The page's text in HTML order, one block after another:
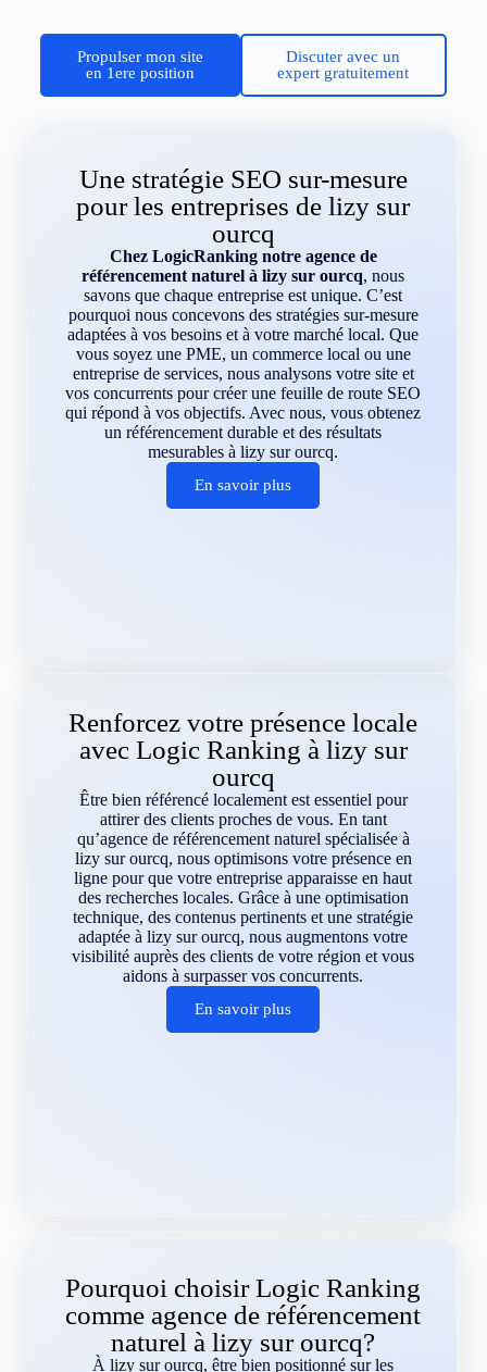
Propulser mon site
en 1ere position
Discuter avec un
expert gratuitement
Une stratégie SEO sur-mesure
pour les entreprises de lizy sur
ourcq
Chez LogicRanking notre agence de
référencement naturel à lizy sur ourcq, nous
savons que chaque entreprise est unique. C’est
pourquoi nous concevons des stratégies sur-mesure
adaptées à vos besoins et à votre marché local. Que
vous soyez une PME, un commerce local ou une
entreprise de services, nous analysons votre site et
vos concurrents pour créer une feuille de route SEO
qui répond à vos objectifs. Avec nous, vous obtenez
un référencement durable et des résultats
mesurables à lizy sur ourcq.
En savoir plus
Renforcez votre présence locale
avec Logic Ranking à lizy sur
ourcq
Être bien référencé localement est essentiel pour
attirer des clients proches de vous. En tant
qu’agence de référencement naturel spécialisée à
lizy sur ourcq, nous optimisons votre présence en
ligne pour que votre entreprise apparaisse en haut
des recherches locales. Grâce à une optimisation
technique, des contenus pertinents et une stratégie
adaptée à lizy sur ourcq, nous augmentons votre
visibilité auprès des clients de votre région et vous
aidons à surpasser vos concurrents.
En savoir plus
Pourquoi choisir Logic Ranking
comme agence de référencement
naturel à lizy sur ourcq?
À lizy sur ourcq, être bien positionné sur les